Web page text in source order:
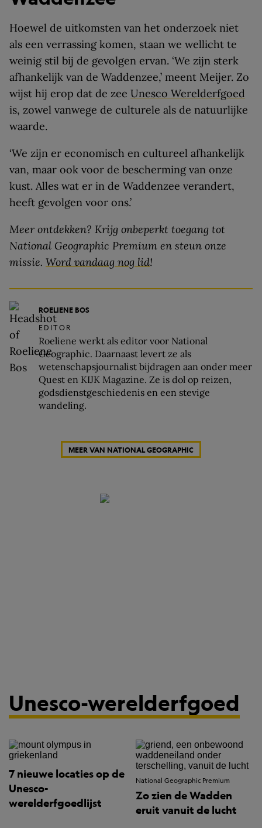
Hoewel de uitkomsten van het onderzoek niet
als een verrassing komen, staan we wellicht te
weinig stil bij de gevolgen ervan. ‘We zijn sterk
afhankelijk van de Waddenzee,’ meent Meijer. Zo
wijst hij erop dat de zee Unesco Werelderfgoed
is, zowel vanwege de culturele als de natuurlijke
waarde.
‘We zijn er economisch en cultureel afhankelijk
van, maar ook voor de bescherming van onze
kust. Alles wat er in de Waddenzee verandert,
heeft gevolgen voor ons.’
Meer ontdekken? Krijg onbeperkt toegang tot
National Geographic Premium en steun onze
missie. Word vandaag nog lid!
ROELIENE BOS
EDITOR
Roeliene werkt als editor voor National
Geographic. Daarnaast levert ze als
wetenschapsjournalist bijdragen aan onder meer
Quest en KIJK Magazine. Ze is dol op reizen,
godsdienstgeschiedenis en een stevige
wandeling.
MEER VAN NATIONAL GEOGRAPHIC
Unesco-werelderfgoed
7 nieuwe locaties op de
Unesco-
werelderfgoedlijst
National Geographic Premium
Zo zien de Wadden
eruit vanuit de lucht